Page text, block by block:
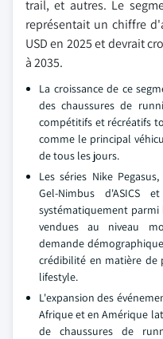
trail, et autres. Le
représentait un chiffre
USD en 2025 et devrait
à 2035.
La croissance de ce
des chaussures de
compétitifs et récréatifs
comme le principal
de tous les jours.
Les séries Nike
Gel-Nimbus
systématiquement parmi
vendues au niveau
demande
crédibilité en matière de
lifestyle.
L'expansion des
Afrique et en Amérique
de chaussures de